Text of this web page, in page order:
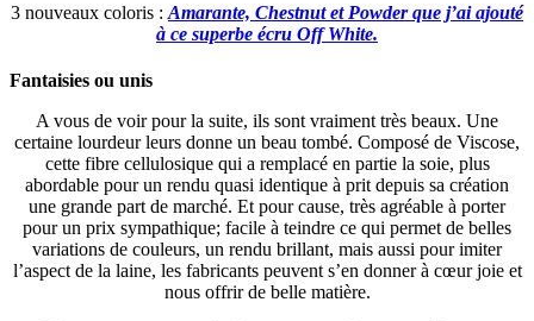
3 nouveaux coloris : Amarante, Chestnut et Powder que j’ai ajouté
à ce superbe écru Off White.
Fantaisies ou unis
A vous de voir pour la suite, ils sont vraiment très beaux. Une
certaine lourdeur leurs donne un beau tombé. Composé de Viscose,
cette fibre cellulosique qui a remplacé en partie la soie, plus
abordable pour un rendu quasi identique à prit depuis sa création
une grande part de marché. Et pour cause, très agréable à porter
pour un prix sympathique; facile à teindre ce qui permet de belles
variations de couleurs, un rendu brillant, mais aussi pour imiter
l’aspect de la laine, les fabricants peuvent s’en donner à cœur joie et
nous offrir de belle matière.